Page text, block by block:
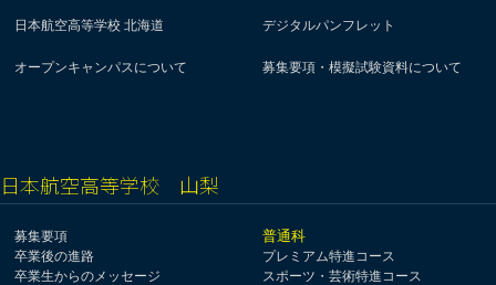
日本航空高等学校 北海道 デジタルパンフレット
オープンキャンパスについて 募集要項・模擬試験資料について
日本航空高等学校 山梨
募集要項
卒業後の進路
卒業生からのメッセージ
普通科
プレミアム特進コース
スポーツ・芸術特進コース